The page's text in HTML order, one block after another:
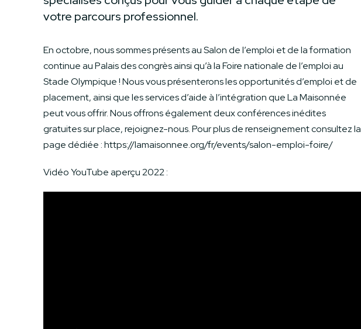
votre parcours professionnel.
En octobre, nous sommes présents au Salon de l’emploi et de la formation
continue au Palais des congrès ainsi qu’à la Foire nationale de l’emploi au
Stade Olympique ! Nous vous présenterons les opportunités d’emploi et de
placement, ainsi que les services d’aide à l’intégration que La Maisonnée
peut vous offrir. Nous offrons également deux conférences inédites
gratuites sur place, rejoignez-nous. Pour plus de renseignement consultez la
page dédiée : https://lamaisonnee.org/fr/events/salon-emploi-foire/
Vidéo YouTube aperçu 2022 :